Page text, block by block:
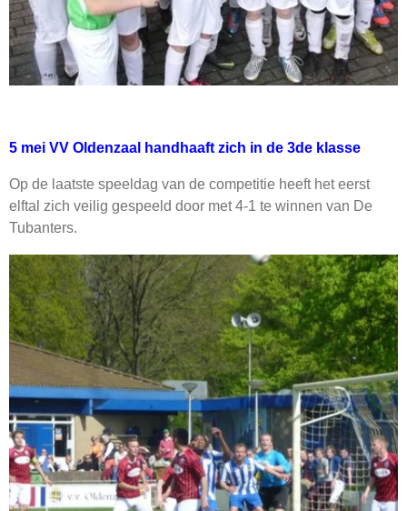
5 mei VV Oldenzaal handhaaft zich in de 3de klasse
Op de laatste speeldag van de competitie heeft het eerst
elftal zich veilig gespeeld door met 4-1 te winnen van De
Tubanters.